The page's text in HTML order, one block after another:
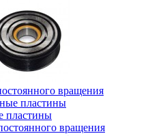
вращения
пластины
пластины
вращения